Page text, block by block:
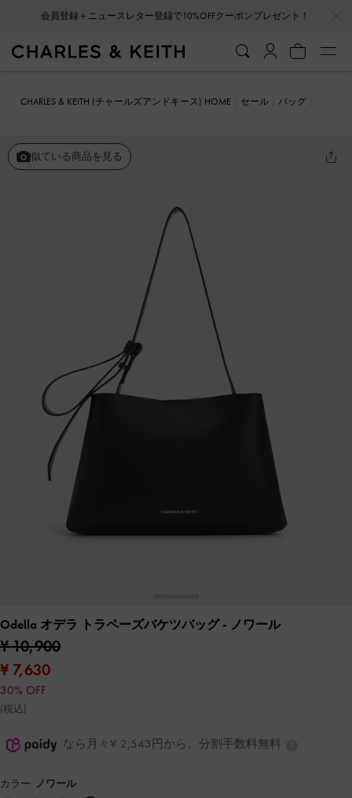
会員登録＋ニュースレター登録で10%OFFクーポンプレゼント！
CHARLES & KEITH (チャールズアンドキース) HOME セール
バッグ
似ている商品を見る
Odella オデラ トラペーズバケツバッグ- ノワール
¥ 10,900
¥ 7,630
30% OFF
(税込)
なら月々¥ 2,543円から。分割手数料無料
カラー: ノワール